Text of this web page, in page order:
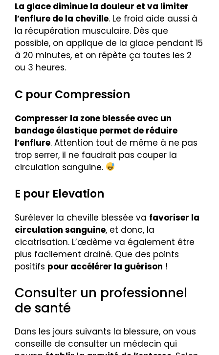
La glace diminue la douleur et va limiter
l’enflure de la cheville. Le froid aide aussi à
la récupération musculaire. Dès que
possible, on applique de la glace pendant 15
à 20 minutes, et on répète ça toutes les 2
ou 3 heures.
C pour Compression
Compresser la zone blessée avec un
bandage élastique permet de réduire
l’enflure. Attention tout de même à ne pas
trop serrer, il ne faudrait pas couper la
circulation sanguine.
E pour Elevation
Surélever la cheville blessée va favoriser la
circulation sanguine, et donc, la
cicatrisation. L’œdème va également être
plus facilement drainé. Que des points
positifs pour accélérer la guérison !
Consulter un professionnel
de santé
Dans les jours suivants la blessure, on vous
conseille de consulter un médecin qui